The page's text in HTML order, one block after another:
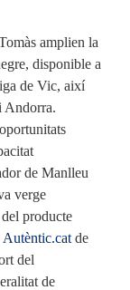
amplien la
disponible a
de Vic, així
Andorra.
de Manlleu
verge
producte
Autèntic.cat de
del
de